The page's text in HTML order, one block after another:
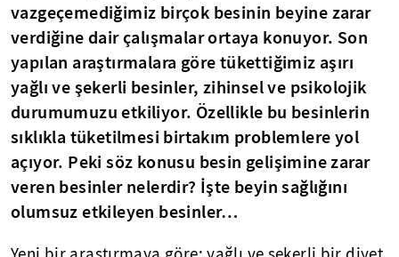
vazgeçemediğimiz birçok besinin beyine zarar
verdiğine dair çalışmalar ortaya konuyor. Son
yapılan araştırmalara göre tükettiğimiz aşırı
yağlı ve şekerli besinler, zihinsel ve psikolojik
durumumuzu etkiliyor. Özellikle bu besinlerin
sıklıkla tüketilmesi birtakım problemlere yol
açıyor. Peki söz konusu besin gelişimine zarar
veren besinler nelerdir? İşte beyin sağlığını
olumsuz etkileyen besinler…